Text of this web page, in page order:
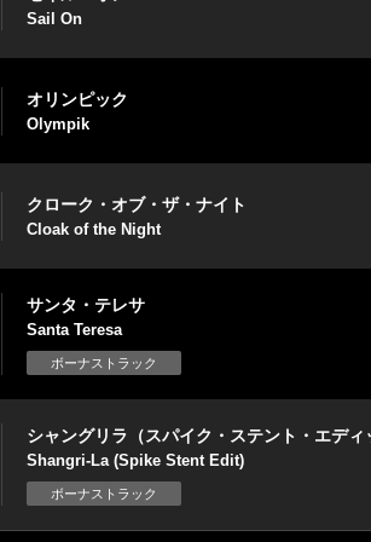
Sail On
オリンピック
Olympik
クローク・オブ・ザ・ナイト
Cloak of the Night
サンタ・テレサ
Santa Teresa
ボーナストラック
シャングリラ（スパイク・ステント・エディ
Shangri-La (Spike Stent Edit)
ボーナストラック